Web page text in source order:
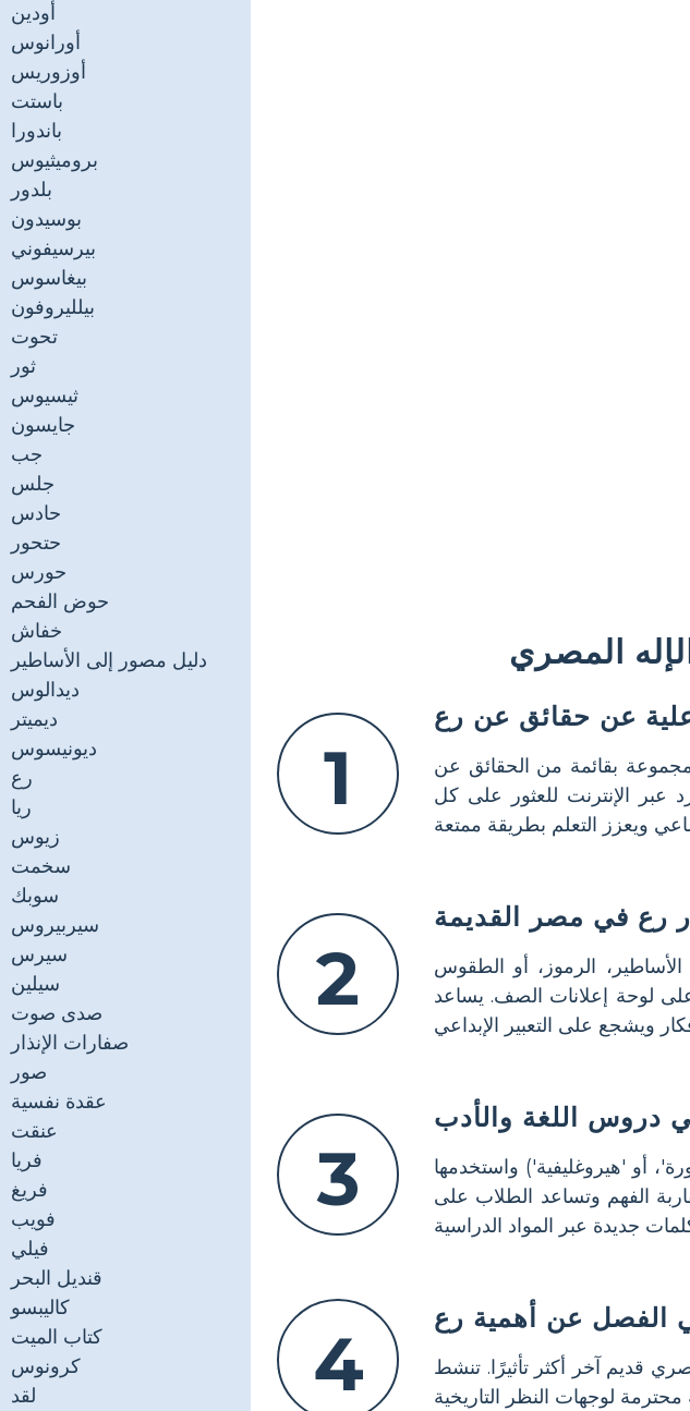
أودين
أورانوس
أوزوريس
باستت
باندورا
بروميثيوس
بلدور
بوسيدون
بيرسيفوني
بيغاسوس
بيلليروفون
تحوت
ثور
ثيسيوس
جايسون
جب
جلس
حادس
حتحور
حورس
حوض الفحم
خفاش
دليل مصور إلى الأساطير
ديدالوس
ديميتر
ديونيسوس
رع
ريا
زيوس
سخمت
سوبك
سيربيروس
سيرس
سيلين
صدى صوت
صفارات الإنذار
صور
عقدة نفسية
عنقت
فريا
فريغ
فويب
فيلي
قنديل البحر
كاليبسو
كتاب الميت
كرونوس
لقد
المصري
1
عن حقائق عن رع
بقائمة من الحقائق عن
الإنترنت للعثور على كل
2
رع في مصر القديمة
الرموز، أو الطقوس
لوحة إعلانات الصف. يساعد
3
دروس اللغة والأدب
أو 'هيروغليفية') واستخدمها
الفهم وتساعد الطلاب على
4
الفصل عن أهمية رع
قديم آخر أكثر تأثيرًا. تنشط